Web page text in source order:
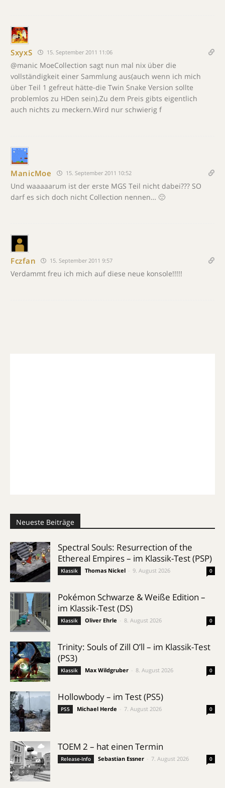
SxyxS 15. September 2011 11:06
@manic MoeCollection sagt nun mal nix über die
vollständigkeit einer Sammlung aus(auch wenn ich mich
über Teil 1 gefreut hätte-die Twin Snake Version sollte
problemlos zu HDen sein).Zu dem Preis gibts eigentlich
auch nichts zu meckern.Wird nur schwierig f
ManicMoe 15. September 2011 10:52
Und waaaaarum ist der erste MGS Teil nicht dabei??? SO
darf es sich doch nicht Collection nennen… 🙁
Fczfan 15. September 2011 9:57
Verdammt freu ich mich auf diese neue konsole!!!!!
Neueste Beiträge
Spectral Souls: Resurrection of the
Ethereal Empires – im Klassik-Test (PSP)
Klassik Thomas Nickel 9. August 2026 0
Pokémon Schwarze & Weiße Edition –
im Klassik-Test (DS)
Klassik Oliver Ehrle 8. August 2026 0
Trinity: Souls of Zill O’ll – im Klassik-Test
(PS3)
Klassik Max Wildgruber 8. August 2026 0
Hollowbody – im Test (PS5)
PS5 Michael Herde 7. August 2026 0
TOEM 2 – hat einen Termin
Release-Info Sebastian Essner 7. August 2026 0